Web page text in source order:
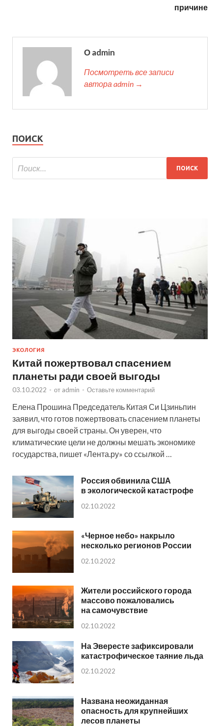
причине
О admin
Посмотреть все записи
автора admin →
ПОИСК
ЭКОЛОГИЯ
Китай пожертвовал спасением
планеты ради своей выгоды
03.10.2022 - от admin - Оставьте комментарий
Елена Прошина Председатель Китая Си Цзиньпин
заявил, что готов пожертвовать спасением планеты
для выгоды своей страны. Он уверен, что
климатические цели не должны мешать экономике
государства, пишет «Лента.ру» со ссылкой …
Россия обвинила США
в экологической катастрофе
02.10.2022
«Черное небо» накрыло
несколько регионов России
02.10.2022
Жители российского города
массово пожаловались
на самочувствие
02.10.2022
На Эвересте зафиксировали
катастрофическое таяние льда
02.10.2022
Названа неожиданная
опасность для крупнейших
лесов планеты